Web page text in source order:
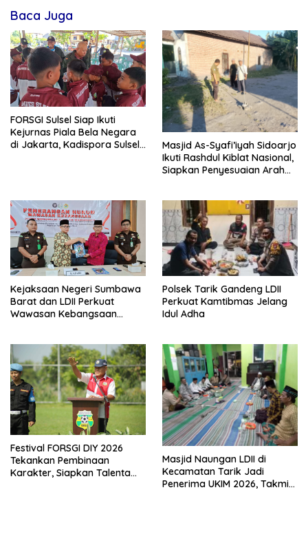
Baca Juga
FORSGI Sulsel Siap Ikuti
Kejurnas Piala Bela Negara
di Jakarta, Kadispora Sulsel
Masjid As-Syafi’iyah Sidoarjo
Ikuti Rashdul Kiblat Nasional,
Siapkan Penyesuaian Arah
Kejaksaan Negeri Sumbawa
Barat dan LDII Perkuat
Wawasan Kebangsaan
Polsek Tarik Gandeng LDII
Perkuat Kamtibmas Jelang
Idul Adha
Festival FORSGI DIY 2026
Tekankan Pembinaan
Karakter, Siapkan Talenta
Masjid Naungan LDII di
Kecamatan Tarik Jadi
Penerima UKIM 2026, Takmir